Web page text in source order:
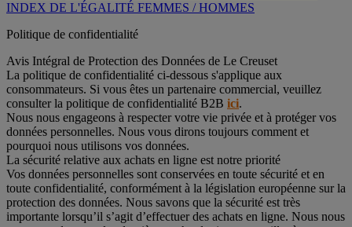
INDEX DE L'ÉGALITÉ FEMMES / HOMMES
Politique de confidentialité
Avis Intégral de Protection des Données de Le Creuset
La politique de confidentialité ci-dessous s'applique aux
consommateurs. Si vous êtes un partenaire commercial, veuillez
consulter la politique de confidentialité B2B ici.
Nous nous engageons à respecter votre vie privée et à protéger vos
données personnelles. Nous vous dirons toujours comment et
pourquoi nous utilisons vos données.
La sécurité relative aux achats en ligne est notre priorité
Vos données personnelles sont conservées en toute sécurité et en
toute confidentialité, conformément à la législation européenne sur la
protection des données. Nous savons que la sécurité est très
importante lorsqu’il s’agit d’effectuer des achats en ligne. Nous nous